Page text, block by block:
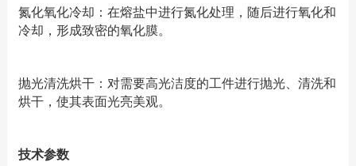
氮化氧化冷却：在熔盐中进行氮化处理，随后进行氧化和
冷却，形成致密的氧化膜。
抛光清洗烘干：对需要高光洁度的工件进行抛光、清洗和
烘干，使其表面光亮美观。
技术参数